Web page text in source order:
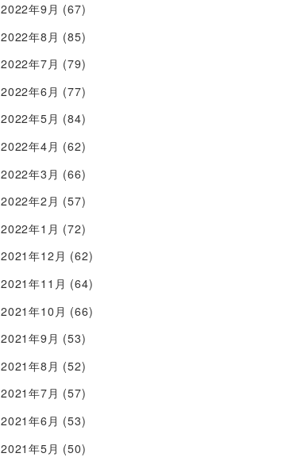
2022年9月 (67)
2022年8月 (85)
2022年7月 (79)
2022年6月 (77)
2022年5月 (84)
2022年4月 (62)
2022年3月 (66)
2022年2月 (57)
2022年1月 (72)
2021年12月 (62)
2021年11月 (64)
2021年10月 (66)
2021年9月 (53)
2021年8月 (52)
2021年7月 (57)
2021年6月 (53)
2021年5月 (50)